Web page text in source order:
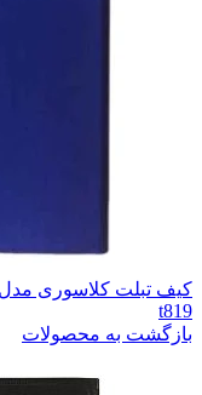
t819
بازگشت به محصولات